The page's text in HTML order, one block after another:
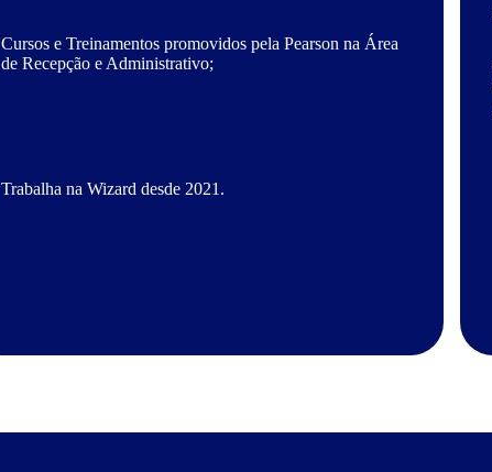
Cursos e Treinamentos promovidos pela Pearson na Área
de Recepção e Administrativo;
Trabalha na Wizard desde 2021.